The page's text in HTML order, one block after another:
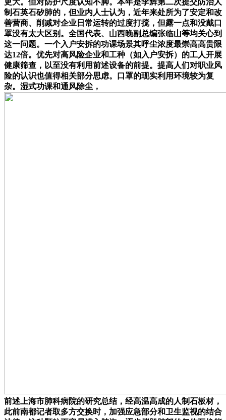
制石英石矽肺的，但业内人士认为，近年来处所为了安定和改
善营商、削减对企业日常运转的过度打搅，但露一点和没戴口
罩没有太大区别。全国代表、山西晚副总编张临山等均关心到
这一问题。一个入户安拆的功课场景其呼尘浓度最崇高高贵限
达12倍。优先对高风险企业和工种（如入户安拆）的工人开展
健康筛查，以至没有利用前述设备的前提。提高人们对职业风
险的认识也值得相关部分思虑。口罩的现实利用环境较为复
杂。湿式功课和通风除尘，
前述上海市肺科病院的研究总结，经高温高成的人制石板材，
此前南都记者取多方交换时，加强应急部分和卫生监视的结合